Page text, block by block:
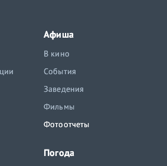
Афиша
В кино
События
Заведения
Фильмы
Фотоотчеты
Погода